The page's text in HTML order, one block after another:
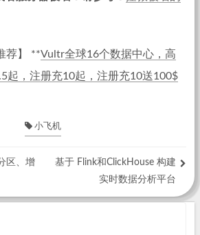
荐】 **Vultr全球16个数据中心，高
起，注册充10起，注册充10送100$
小飞机
区、增
基于 Flink和ClickHouse 构建
实时数据分析平台